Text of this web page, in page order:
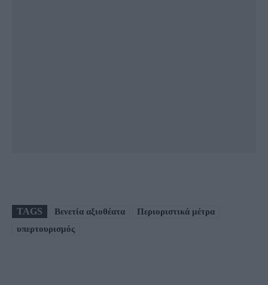
TAGS Βενετία αξιοθέατα
Περιοριστικά μέτρα
υπερτουρισμός